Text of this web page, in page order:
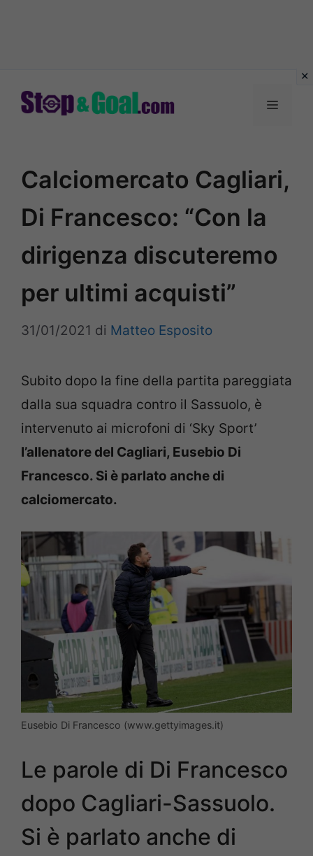
Menu
Calciomercato Cagliari,
Di Francesco: “Con la
dirigenza discuteremo
per ultimi acquisti”
31/01/2021 di Matteo Esposito
Subito dopo la fine della partita pareggiata
dalla sua squadra contro il Sassuolo, è
intervenuto ai microfoni di ‘Sky Sport’
l’allenatore del Cagliari, Eusebio Di
Francesco. Si è parlato anche di
calciomercato.
Eusebio Di Francesco (www.gettyimages.it)
Le parole di Di Francesco
dopo Cagliari-Sassuolo.
Si è parlato anche di